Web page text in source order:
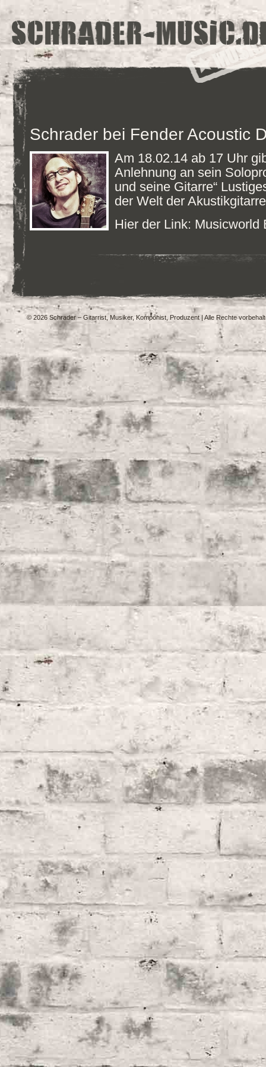
Schrader bei Fender Acoustic
Am 18.02.14 ab 17 Uhr
Anlehnung an sein
und seine Gitarre“
der Welt der
Hier der Link: Musicworld
© 2026 Schrader – Gitarrist, Musiker, Komponist, Produzent | Alle Rechte